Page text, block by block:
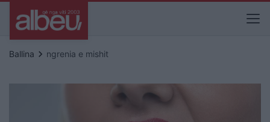
Ballina keyboard_arrow_right ngrenia e mishit